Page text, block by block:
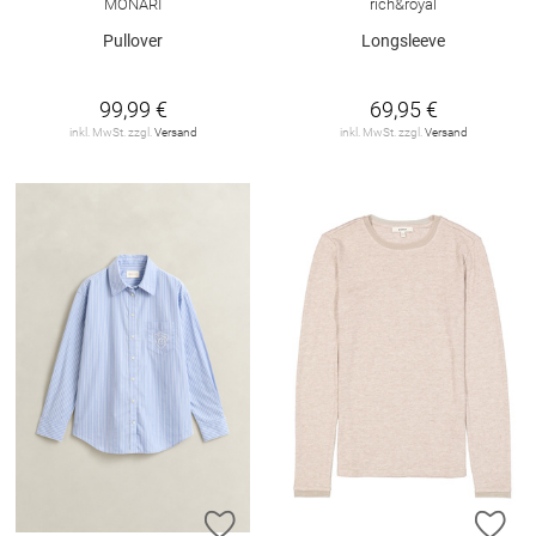
MONARI
Pullover
99,99 €
inkl. MwSt. zzgl. Versand
rich&royal
Longsleeve
69,95 €
inkl. MwSt. zzgl. Versand
ZUR WUNSCHLISTE HINZUFÜGEN